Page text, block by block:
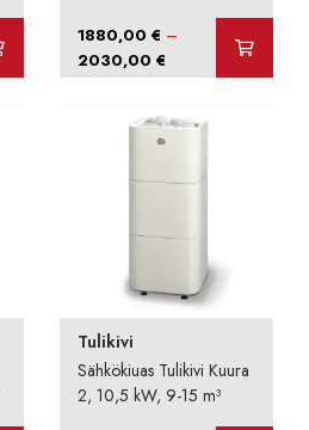
1880,00€ –
2030,00€ Hintaluokka:
1880,00 €
2030,00 €
Tulikivi
Sähkökiuas Tulikivi Kuura
2, 10,5 kW, 9-15 m³